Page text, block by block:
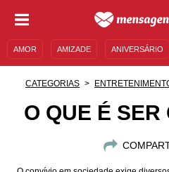
AMOR AMIZADE ANIVERSÁRIO
CATEGORIAS
O QUE É